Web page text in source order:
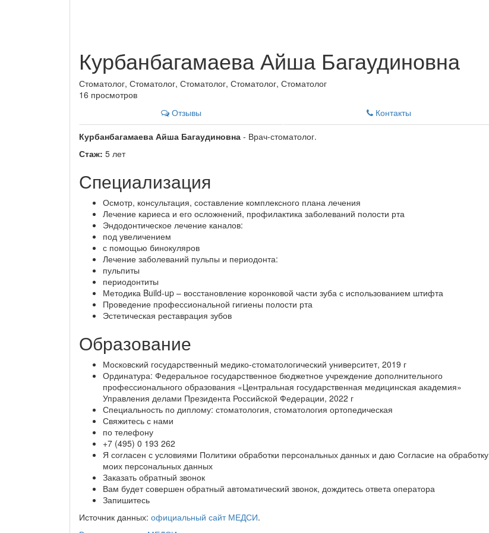
Курбанбагамаева Айша Багаудиновна
Стоматолог, Стоматолог, Стоматолог, Стоматолог, Стоматолог
16 просмотров
Отзывы
Контакты
Курбанбагамаева Айша Багаудиновна - Врач-стоматолог.
Стаж: 5 лет
Специализация
Осмотр, консультация, составление комплексного плана лечения
Лечение кариеса и его осложнений, профилактика заболеваний полости рта
Эндодонтическое лечение каналов:
под увеличением
с помощью бинокуляров
Лечение заболеваний пульпы и периодонта:
пульпиты
периодонтиты
Методика Build-up – восстановление коронковой части зуба с использованием штифта
Проведение профессиональной гигиены полости рта
Эстетическая реставрация зубов
Образование
Московский государственный медико-стоматологический университет, 2019 г
Ординатура: Федеральное государственное бюджетное учреждение дополнительного
профессионального образования «Центральная государственная медицинская академия»
Управления делами Президента Российской Федерации, 2022 г
Специальность по диплому: стоматология, стоматология ортопедическая
Свяжитесь с нами
по телефону
+7 (495) 0 193 262
Я согласен с условиями Политики обработки персональных данных и даю Согласие на обработку
моих персональных данных
Заказать обратный звонок
Вам будет совершен обратный автоматический звонок, дождитесь ответа оператора
Запишитесь
Источник данных: официальный сайт МЕДСИ.